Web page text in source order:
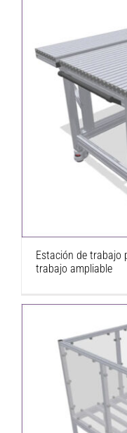
Estación de
Estación de trabajo
trabajo ampliable